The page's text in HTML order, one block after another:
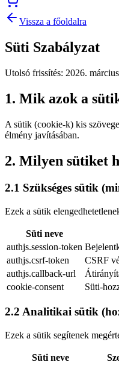
Vissza a főoldalra
Süti Szabályzat
Utolsó frissítés: 2026.
1. Mik azok a
A sütik (cookie-k) kis
élmény javításában.
2. Milyen sütiket
2.1 Szükséges sütik
Ezek a sütik
Süti neve
authjs.session-token
authjs.csrf-token
CSRF
authjs.callback-url
cookie-consent
Süti-
2.2 Analitikai sütik
Ezek a sütik segítenek
Süti neve